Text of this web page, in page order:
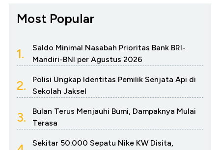
Most Popular
1.
Saldo Minimal Nasabah Prioritas Bank BRI-
Mandiri-BNI per Agustus 2026
2.
Polisi Ungkap Identitas Pemilik Senjata Api di
Sekolah Jaksel
3.
Bulan Terus Menjauhi Bumi, Dampaknya Mulai
Terasa
Sekitar 50.000 Sepatu Nike KW Disita,